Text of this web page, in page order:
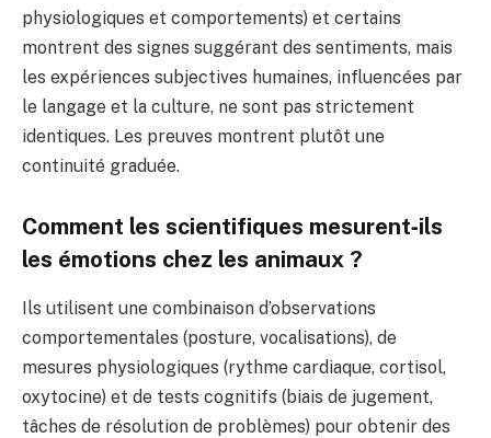
physiologiques et comportements) et certains
montrent des signes suggérant des sentiments, mais
les expériences subjectives humaines, influencées par
le langage et la culture, ne sont pas strictement
identiques. Les preuves montrent plutôt une
continuité graduée.
Comment les scientifiques mesurent‑ils
les émotions chez les animaux ?
Ils utilisent une combinaison d’observations
comportementales (posture, vocalisations), de
mesures physiologiques (rythme cardiaque, cortisol,
oxytocine) et de tests cognitifs (biais de jugement,
tâches de résolution de problèmes) pour obtenir des